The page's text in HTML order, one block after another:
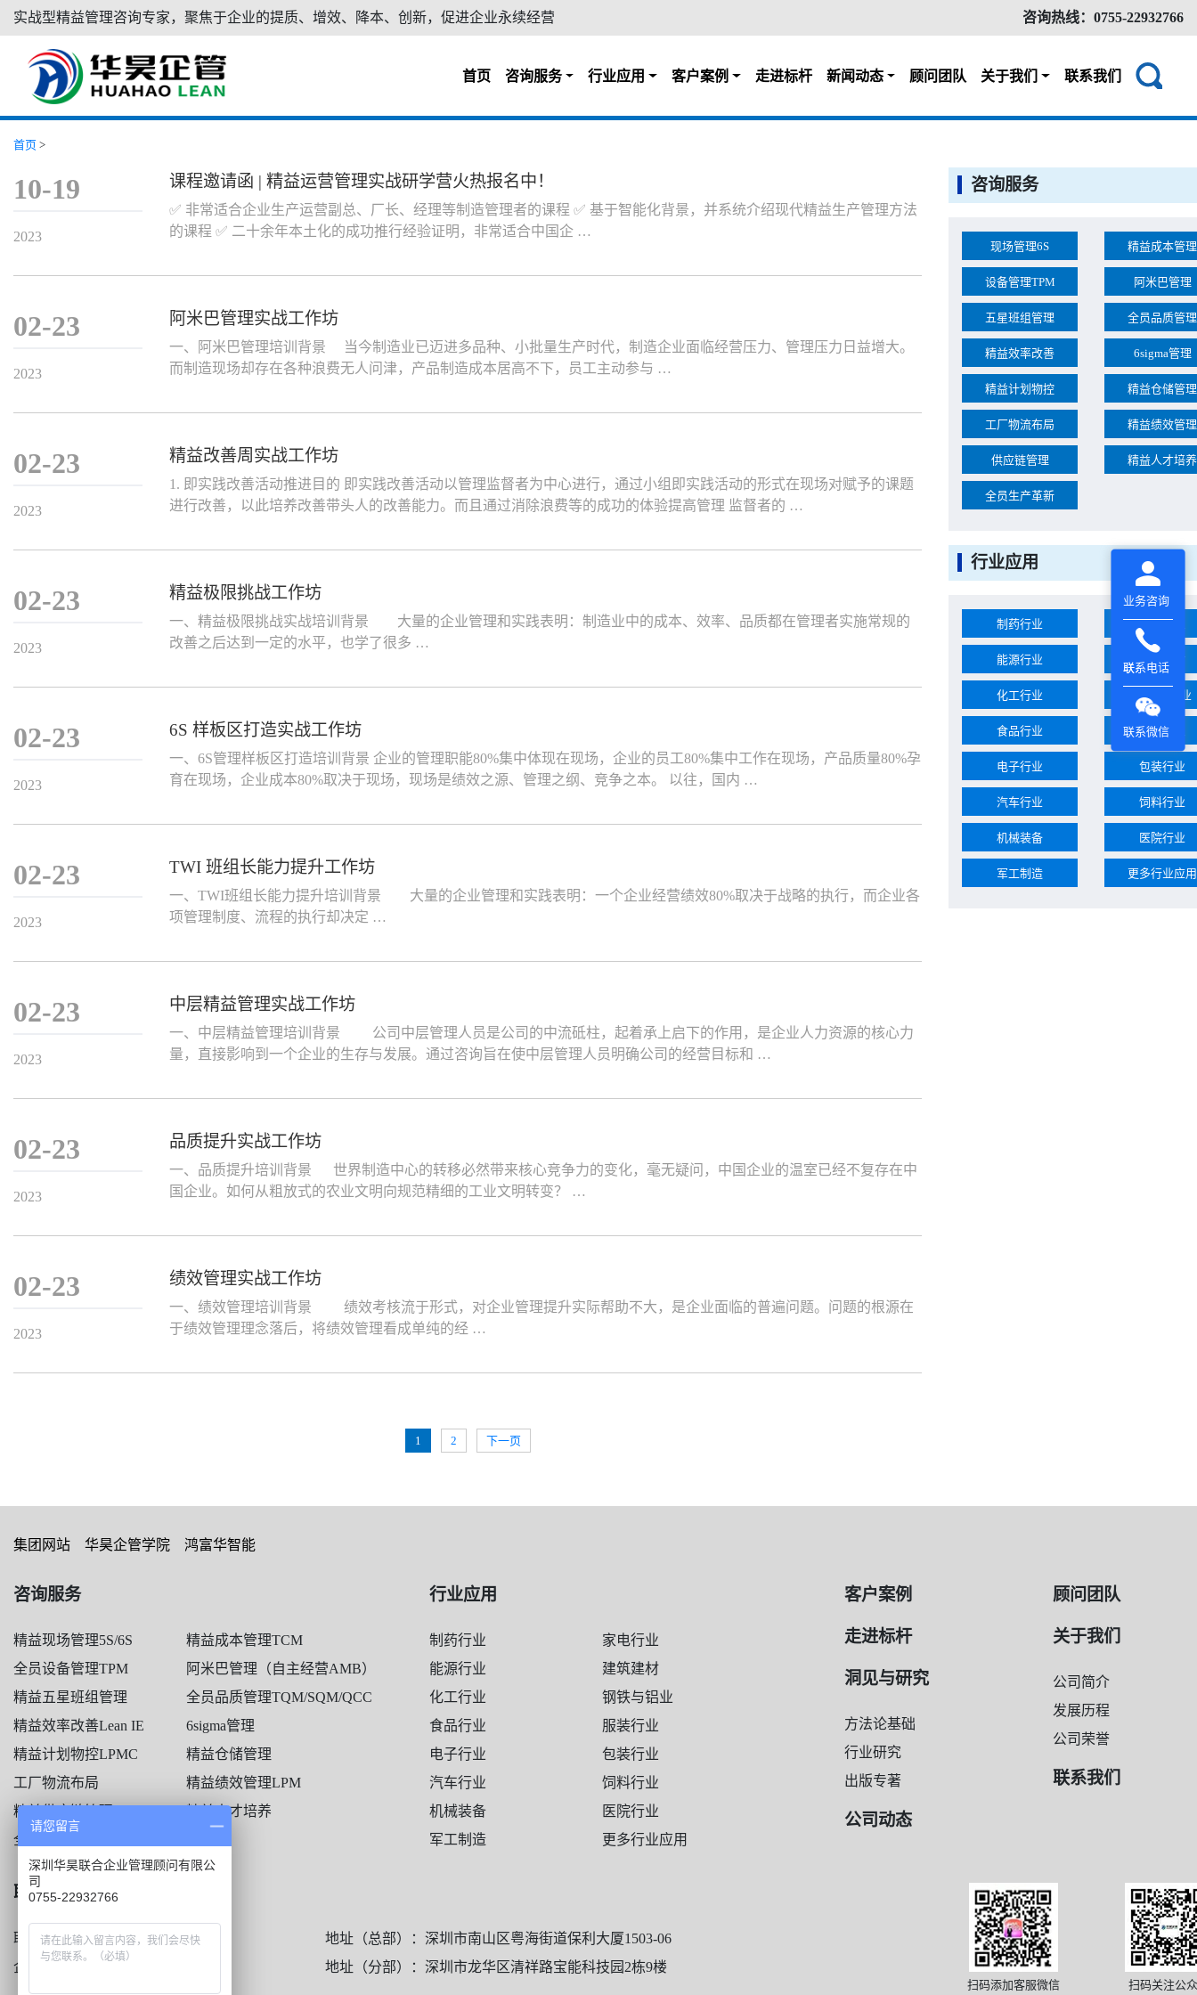
咨询热线：0755-22932766
实战型精益管理咨询专家，聚焦于企业的提质、增效、降本、创新，促进企业永续经营
首页 咨询服务 行业应用 客户案例 走进标杆 新闻动态 顾问团队 关于我们 联系我们
首页 >
10-19
2023
课程邀请函 | 精益运营管理实战研学营火热报名中！
✅ 非常适合企业生产运营副总、厂长、经理等制造管理者的课程 ✅ 基于智能化背景，并系统介绍现代精益生产管理方法
的课程 ✅ 二十余年本土化的成功推行经验证明，非常适合中国企 …
02-23
2023
阿米巴管理实战工作坊
一、阿米巴管理培训背景 当今制造业已迈进多品种、小批量生产时代，制造企业面临经营压力、管理压力日益增大。
而制造现场却存在各种浪费无人问津，产品制造成本居高不下，员工主动参与 …
02-23
2023
精益改善周实战工作坊
1. 即实践改善活动推进目的 即实践改善活动以管理监督者为中心进行，通过小组即实践活动的形式在现场对赋予的课题
进行改善，以此培养改善带头人的改善能力。而且通过消除浪费等的成功的体验提高管理 监督者的 …
02-23
2023
精益极限挑战工作坊
一、精益极限挑战实战培训背景 大量的企业管理和实践表明：制造业中的成本、效率、品质都在管理者实施常规的
改善之后达到一定的水平，也学了很多 …
02-23
2023
6S 样板区打造实战工作坊
一、6S管理样板区打造培训背景 企业的管理职能80%集中体现在现场，企业的员工80%集中工作在现场，产品质量80%孕
育在现场，企业成本80%取决于现场，现场是绩效之源、管理之纲、竞争之本。 以往，国内 …
02-23
2023
TWI 班组长能力提升工作坊
一、TWI班组长能力提升培训背景 大量的企业管理和实践表明：一个企业经营绩效80%取决于战略的执行，而企业各
项管理制度、流程的执行却决定 …
02-23
2023
中层精益管理实战工作坊
一、中层精益管理培训背景 公司中层管理人员是公司的中流砥柱，起着承上启下的作用，是企业人力资源的核心力
量，直接影响到一个企业的生存与发展。通过咨询旨在使中层管理人员明确公司的经营目标和 …
02-23
2023
品质提升实战工作坊
一、品质提升培训背景 世界制造中心的转移必然带来核心竞争力的变化，毫无疑问，中国企业的温室已经不复存在中
国企业。如何从粗放式的农业文明向规范精细的工业文明转变？ …
02-23
2023
绩效管理实战工作坊
一、绩效管理培训背景 绩效考核流于形式，对企业管理提升实际帮助不大，是企业面临的普遍问题。问题的根源在
于绩效管理理念落后，将绩效管理看成单纯的经 …
1 2 下一页
咨询服务
现场管理6S
设备管理TPM
五星班组管理
精益效率改善
精益计划物控
工厂物流布局
供应链管理
全员生产革新
精益成本管理
阿米巴管理
全员品质管理
6sigma管理
精益仓储管理
精益绩效管理
精益人才培养
行业应用
制药行业
能源行业
化工行业
食品行业
电子行业
汽车行业
机械装备
军工制造
家电行业
建筑建材
钢铁与铝业
服装行业
包装行业
饲料行业
医院行业
更多行业应用
业务咨询
联系电话
联系微信
集团网站 华昊企管学院 鸿富华智能
咨询服务
精益现场管理5S/6S
全员设备管理TPM
精益五星班组管理
精益效率改善Lean IE
精益计划物控LPMC
工厂物流布局
精益供应链管理LSCM
全员生产革新TPI
精益成本管理TCM
阿米巴管理（自主经营AMB）
全员品质管理TQM/SQM/QCC
6sigma管理
精益仓储管理
精益绩效管理LPM
精益人才培养
行业应用
制药行业
能源行业
化工行业
食品行业
电子行业
汽车行业
机械装备
军工制造
家电行业
建筑建材
钢铁与铝业
服装行业
包装行业
饲料行业
医院行业
更多行业应用
客户案例
走进标杆
洞见与研究
方法论基础
行业研究
出版专著
公司动态
顾问团队
关于我们
公司简介
发展历程
公司荣誉
联系我们
联系方式
联系电话：0755-2293 2766
企业邮箱：hh@huahao-china.cn
地址（总部）：深圳市南山区粤海街道保利大厦1503-06
地址（分部）：深圳市龙华区清祥路宝能科技园2栋9楼
扫码添加客服微信 扫码关注公
请您留言
深圳华昊联合企业管理顾问有限公
司
0755-22932766